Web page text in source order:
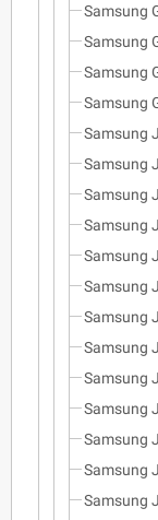
Samsung
Samsung
Samsung
Samsung
Samsung
Samsung
Samsung
Samsung
Samsung
Samsung
Samsung
Samsung
Samsung
Samsung
Samsung
Samsung
Samsung